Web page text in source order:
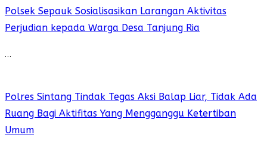
Polsek Sepauk Sosialisasikan Larangan Aktivitas
Perjudian kepada Warga Desa Tanjung Ria
…
Polres Sintang Tindak Tegas Aksi Balap Liar, Tidak Ada
Ruang Bagi Aktifitas Yang Mengganggu Ketertiban
Umum